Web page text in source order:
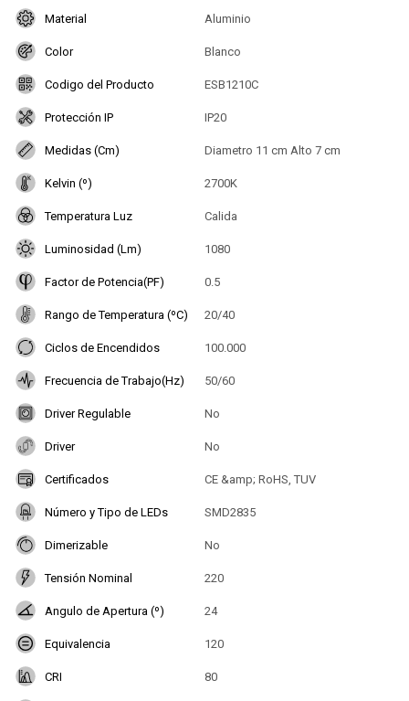
Material Aluminio
Color Blanco
Codigo del Producto ESB1210C
Protección IP IP20
Medidas (Cm) Diametro 11 cm Alto 7 cm
Kelvin (º) 2700K
Temperatura Luz Calida
Luminosidad (Lm) 1080
Factor de Potencia(PF) 0.5
Rango de Temperatura (ºC) 20/40
Ciclos de Encendidos 100.000
Frecuencia de Trabajo(Hz) 50/60
Driver Regulable No
Driver No
Certificados CE &amp; RoHS, TUV
Número y Tipo de LEDs SMD2835
Dimerizable No
Tensión Nominal 220
Angulo de Apertura (º) 24
Equivalencia 120
CRI 80